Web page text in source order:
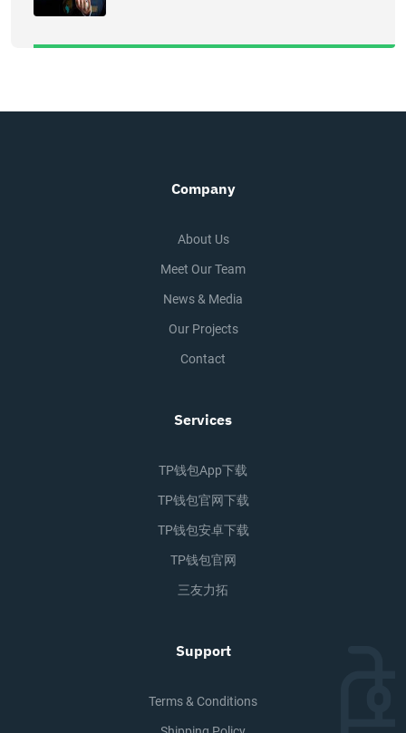
Company
About Us
Meet Our Team
News & Media
Our Projects
Contact
Services
TP钱包app下载
TP钱包官网下载
TP钱包安卓下载
TP钱包官网
三友力拓
Support
Terms & Conditions